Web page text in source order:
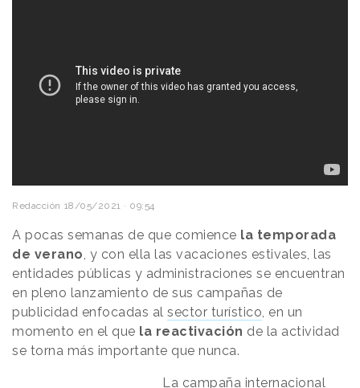
Redacción 18/05/2021 · 09:54
A pocas semanas de que comience la temporada
de verano, y con ella las vacaciones estivales, las
entidades públicas y administraciones se encuentran
en pleno lanzamiento de sus campañas de
publicidad enfocadas al sector turístico, en un
momento en el que la reactivación de la actividad
se torna más importante que nunca.
La campaña internacional